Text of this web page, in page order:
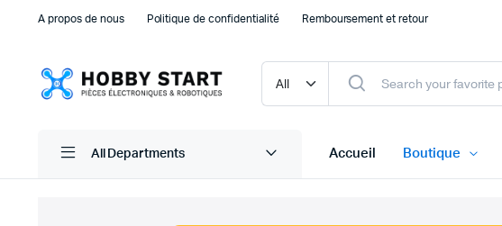
A propos de nous Politique de confidentialité Remboursement et retour
All Departments Accueil Boutique